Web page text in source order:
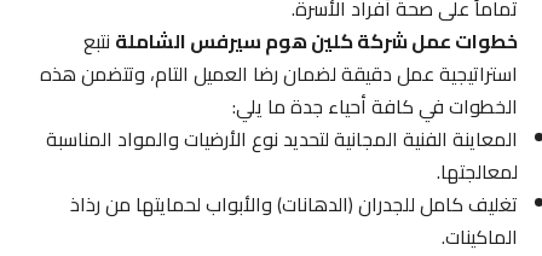
تماماً على صحة أفراد الأسرة.
خطوات عمل شركة كلين هوم سيرفس الشاملةنتبع
استراتيجية عمل دقيقة لضمان رضا العميل التام، وتتضمن هذه
الخطوات في كافة أحياء جدة ما يلي:
المعاينة الفنية المجانية لتحديد نوع الأرضيات والمواد المناسبة
لمعالجتها.
تغليف كامل للجدران (الدهانات) والأبواب لحمايتها من رذاذ
الماكينات.